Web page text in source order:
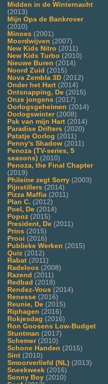
Midden in de Winternacht
(2013)
Mijn Opa de Bankrover
(2010)
Minoes (2001)
Moordwijven (2007)
New Kids Nitro (2011)
New Kids Turbo (2010)
Nieuwe Buren (2014)
Noord Zuid (2015)
Nova Zembla 3D (2012)
Onder het Hart (2014)
Ontsnapping, De (2015)
Onze jongens (2017)
Oorlogsgeheimen (2014)
Oorlogswinter(2008)
Pak van mijn Hart (2014)
Paradise Drifters (2020)
Patatje Oorlog (2011)
Penny's Shadow (2011)
Penoza (TV-series, 5
seasons) (2010)
Penoza, the Final Chapter
(2019)
Phileine zegt Sorry (2003)
Pijnstillers (2014)
Pizza Maffia (2011)
Plan C. (2012)
Poel, De (2014)
Popoz (2015)
President, De (2011)
Prins (2015)
Prooi (2016)
Publieke Werken (2015)
Quiz (2012)
Rabat (2011)
Radeloos (2008)
Razend (2011)
Redbad (2018)
Rendez-Vous (2014)
Renesse (2016)
Reunie, De (2015)
Riphagen (2016)
Rokjesdag (2016)
Ron Goosens Low-Budget
Stuntman (2017)
Schemer(2010)
Schone Handen (2015)
Sint (2010)
Smoorverliefd (NL) (2013)
Sneekweek (2016)
Sonny Boy (2010)